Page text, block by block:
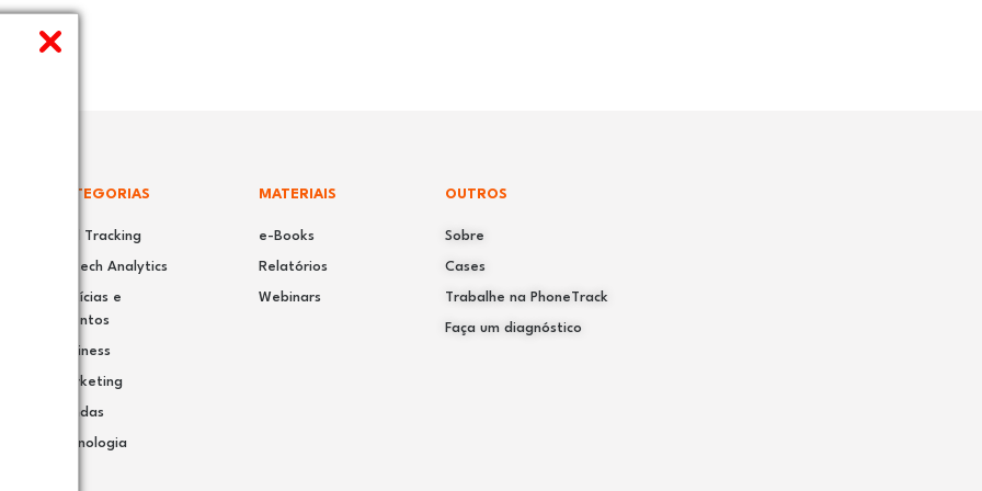
CATEGORIAS
Call Tracking
Speech Analytics
Notícias e
eventos
Business
Marketing
Vendas
Tecnologia
MATERIAIS
e-Books
Relatórios
Webinars
OUTROS
Sobre
Cases
Trabalhe na PhoneTrack
Faça um diagnóstico